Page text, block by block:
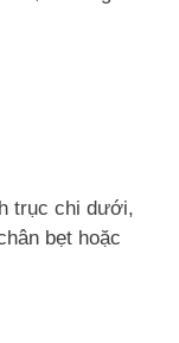
trục chi dưới,
bẹt hoặc